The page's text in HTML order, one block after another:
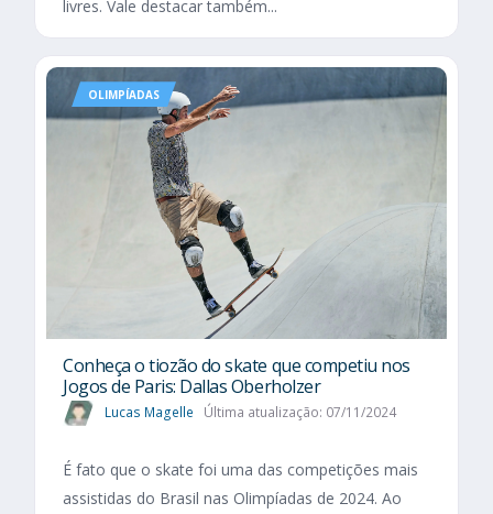
livres. Vale destacar também...
OLIMPÍADAS
Conheça o tiozão do skate que competiu nos
Jogos de Paris: Dallas Oberholzer
Lucas Magelle Última atualização: 07/11/2024
É fato que o skate foi uma das competições mais
assistidas do Brasil nas Olimpíadas de 2024. Ao